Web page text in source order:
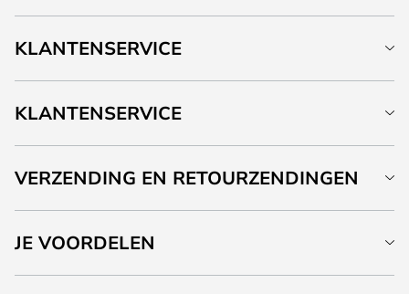
KLANTENSERVICE
KLANTENSERVICE
VERZENDING EN RETOURZENDINGEN
JE VOORDELEN